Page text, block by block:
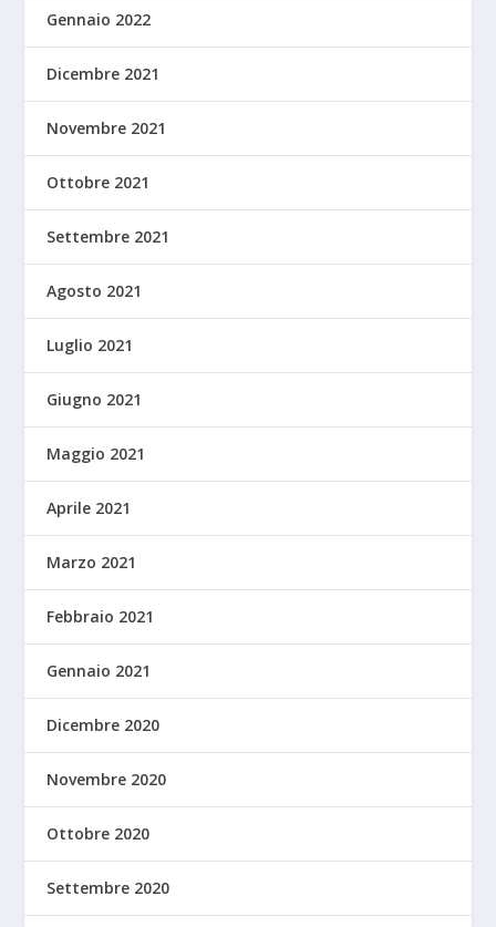
Gennaio 2022
Dicembre 2021
Novembre 2021
Ottobre 2021
Settembre 2021
Agosto 2021
Luglio 2021
Giugno 2021
Maggio 2021
Aprile 2021
Marzo 2021
Febbraio 2021
Gennaio 2021
Dicembre 2020
Novembre 2020
Ottobre 2020
Settembre 2020